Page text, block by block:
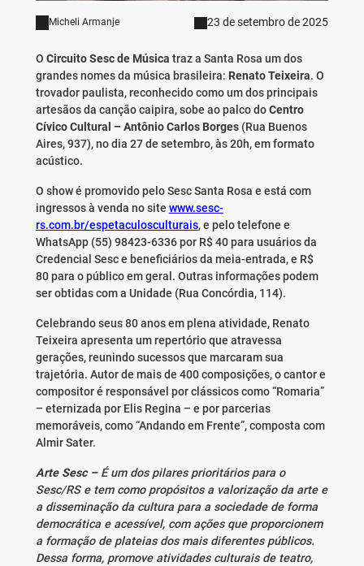
Micheli Armanje 23 de setembro de 2025
O Circuito Sesc de Música traz a Santa Rosa um dos
grandes nomes da música brasileira: Renato Teixeira. O
trovador paulista, reconhecido como um dos principais
artesãos da canção caipira, sobe ao palco doCentro
Cívico Cultural – Antônio Carlos Borges (Rua Buenos
Aires, 937), no dia 27 de setembro, às 20h, em formato
acústico.
O show é promovido pelo Sesc Santa Rosa e está com
ingressos à venda no site www.sesc-
rs.com.br/espetaculosculturais, e pelo telefone e
WhatsApp (55) 98423-6336 por R$ 40 para usuários da
Credencial Sesc e beneficiários da meia-entrada, e R$
80 para o público em geral. Outras informações podem
ser obtidas com a Unidade (Rua Concórdia, 114).
Celebrando seus 80 anos em plena atividade, Renato
Teixeira apresenta um repertório que atravessa
gerações, reunindo sucessos que marcaram sua
trajetória. Autor de mais de 400 composições, o cantor e
compositor é responsável por clássicos como “Romaria”
– eternizada por Elis Regina – e por parcerias
memoráveis, como “Andando em Frente”, composta com
Almir Sater.
Arte Sesc – É um dos pilares prioritários para o
Sesc/RS e tem como propósitos a valorização da arte e
a disseminação da cultura para a sociedade de forma
democrática e acessível, com ações que proporcionem
a formação de plateias dos mais diferentes públicos.
Dessa forma, promove atividades culturais de teatro,